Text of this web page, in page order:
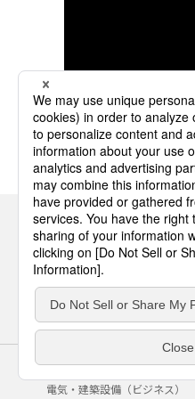
サイトのご利用にあたって
電気・建築設備（ビジネス）